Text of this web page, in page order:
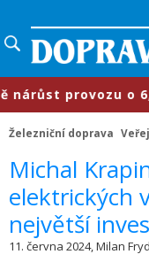
o 6,3
Železniční doprava
Michal
elektrických
největší
11. června 2024, Milan